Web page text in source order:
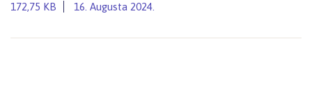
172,75 KB 16. Augusta 2024.